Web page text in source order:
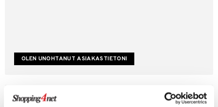
Luo uusi asiakas